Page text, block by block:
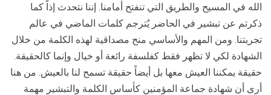
الله في المسيح والطريق التي تنفتح أمامنا. إننا نتحدث إذاً كما
ذكرتم عن تبشير في الحاضر يُترجم كلمات الماضي في عالم
تجربتنا. ومن المهم والأساسي منح مصداقية لهذه الكلمة من خلال
الشهادة لكي لا تظهر فقط كفلسفة رائعة أو خيال وإنما كالحقيقة.
حقيقة يمكننا العيش معها بل أيضاً حقيقة تسمح لنا بالعيش. من هنا
أرى أن شهادة جماعة المؤمنين كأساس الكلمة والتبشير مهمة